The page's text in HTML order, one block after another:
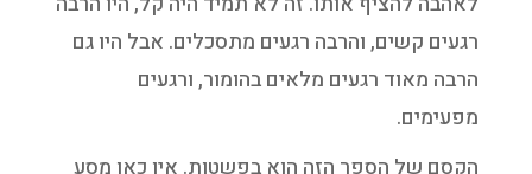
רגעים קשים, והרבה רגעים מתסכלים. אבל היו גם
הרבה מאוד רגעים מלאים בהומור, ורגעים
מפעימים.
הקסם של הספר הזה הוא בפשטות. אין כאן מסע